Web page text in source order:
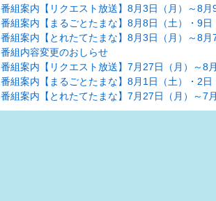
番組案内【リクエスト放送】8月3日（月）～8月9日（
番組案内【まるごとたまな】8月8日（土）・9日
番組案内【とれたてたまな】8月3日（月）～8月7日（
番組内容変更のおしらせ
番組案内【リクエスト放送】7月27日（月）～8月2日（
番組案内【まるごとたまな】8月1日（土）・2日
番組案内【とれたてたまな】7月27日（月）～7月31日（